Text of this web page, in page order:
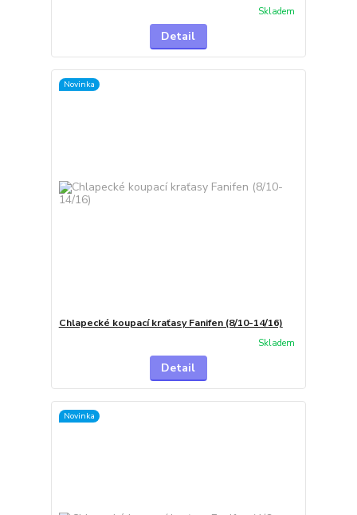
Skladem
Detail
Novinka
Chlapecké koupací kraťasy Fanifen (8/10-14/16)
Skladem
Detail
Novinka